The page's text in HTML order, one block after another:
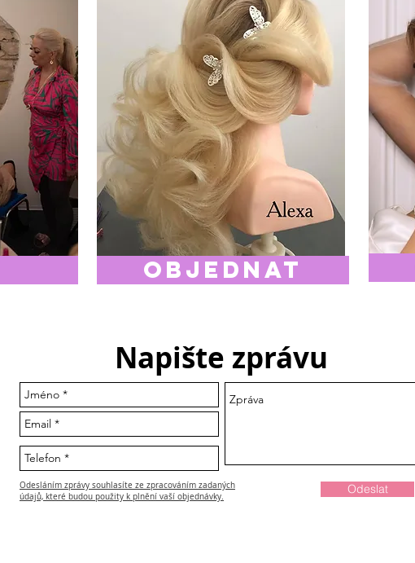
objednat
Napište zprávu
Odesláním zprávy souhlasíte ze zpracováním zadaných
údajů, které budou použity k plnění vaší objednávky.
Odeslat